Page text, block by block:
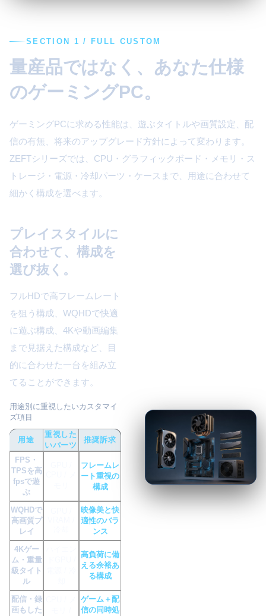
SECTION 1 / FULL CUSTOM
量産品ではなく、あなた仕様
のゲーミングPC。
ゲーミングPCに求める性能は、遊ぶタイトルや画質設定、配
信の有無、将来のアップグレード方針によって変わります。
ZEFTシリーズでは、CPU・グラフィックボード・メモリ・ス
トレージ・電源・冷却パーツ・ケースまで、用途に合わせて
細かく構成を選べます。
プレイスタイルに
合わせて、構成を
選び抜く。
フルHDで高フレームレート
を狙う構成、WQHDで快適
に遊ぶ構成、4Kや動画編集
まで見据えた構成など、目
的に合わせた一台を組み立
てることができます。
用途別に重視したいカスタマイ
ズ項目
用途
重視した
いパーツ
推奨訴求
FPS・
TPSを高
fpsで遊
ぶ
フレームレ
ート重視の
構成
WQHDで
高画質プ
レイ
映像美と快
適性のバラ
ンス
4Kゲー
ム・重量
級タイト
ル
高負荷に備
える余裕あ
る構成
配信・録
画もした
ゲーム＋配
信の同時処